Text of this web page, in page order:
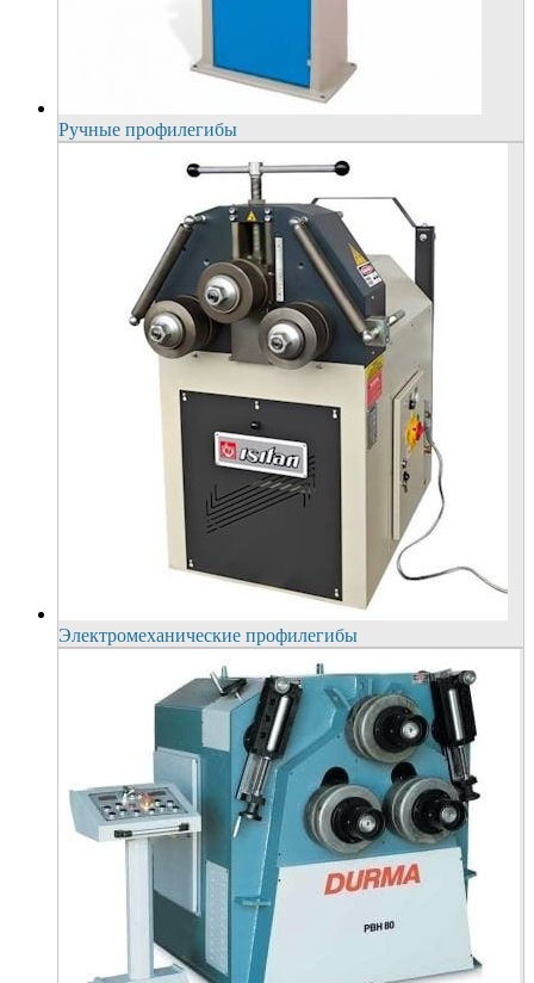
Ручные профилегибы
Электромеханические профилегибы